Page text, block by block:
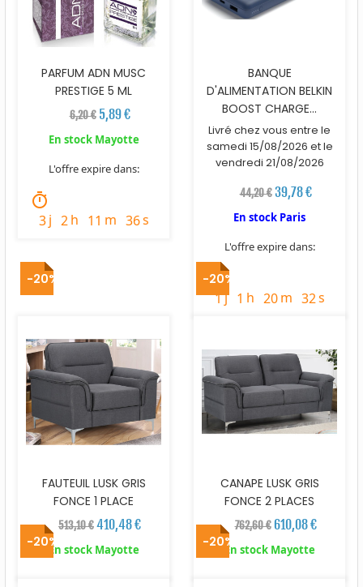
PARFUM ADN MUSC
PRESTIGE 5 ML
6,20 € 5,89 €
En stock Mayotte
L'offre expire dans:
timer
3j 2h 11 m 35s
BANQUE
D'ALIMENTATION BELKIN
BOOST CHARGE...
Livré chez vous entre le
samedi 15/08/2026 et le
vendredi 21/08/2026
44,20 € 39,78 €
En stock Paris
L'offre expire dans:
timer
1j 1 h 20m 31s
-20%
FAUTEUIL LUSK GRIS
FONCE 1 PLACE
513,10 €410,48 €
En stock Mayotte
-20%
CANAPE LUSK GRIS
FONCE 2 PLACES
762,60 € 610,08 €
En stock Mayotte
-20% -20%